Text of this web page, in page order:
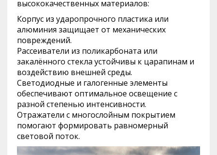
высококачественных материалов:
Корпус из ударопрочного пластика или
алюминия защищает от механических
повреждений.
Рассеиватели из поликарбоната или
закалённого стекла устойчивы к царапинам и
воздействию внешней среды.
Светодиодные и галогенные элементы
обеспечивают оптимальное освещение с
разной степенью интенсивности.
Отражатели с многослойным покрытием
помогают формировать равномерный
световой поток.